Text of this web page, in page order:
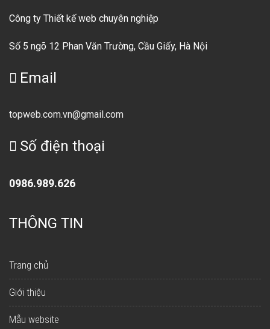
Công ty Thiết kế web chuyên nghiệp
Số 5 ngõ 12 Phan Văn Trường, Cầu Giấy, Hà Nội
Email
topweb.com.vn@gmail.com
Số điện thoại
0986.989.626
THÔNG TIN
Trang chủ
Giới thiệu
Mẫu website